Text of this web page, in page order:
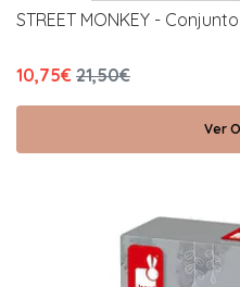
STREET MONKEY -
10,75€ 21,50€
Ver